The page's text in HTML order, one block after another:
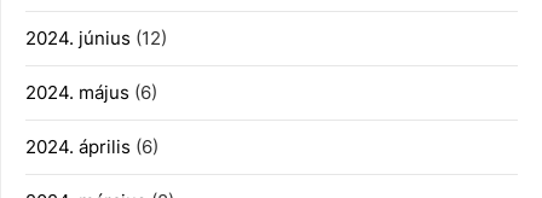
2024. június (12)
2024. május (6)
2024. április (6)